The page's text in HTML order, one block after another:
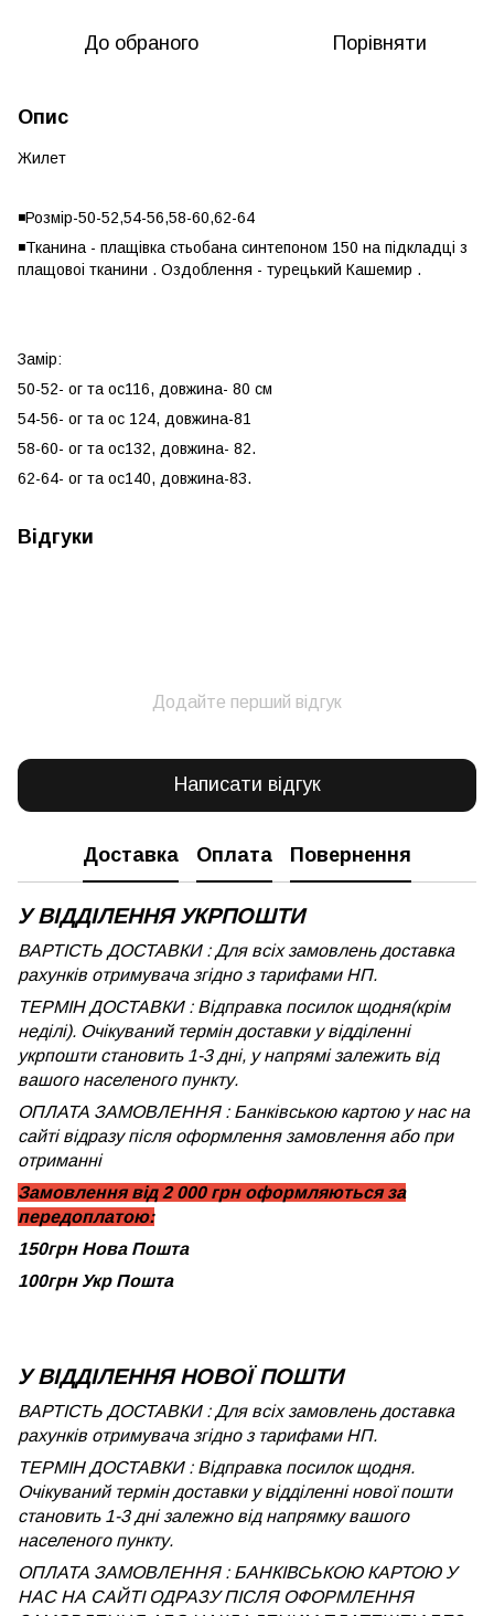
До обраного Порівняти
Опис
Жилет
◾️Розмір-50-52,54-56,58-60,62-64
◾️Тканина - плащівка стьобана синтепоном 150 на підкладці з
плащовоі тканини . Оздоблення - турецький Кашемир .
Замір:
50-52- ог та ос116, довжина- 80 см
54-56- ог та ос 124, довжина-81
58-60- ог та ос132, довжина- 82.
62-64- ог та ос140, довжина-83.
Відгуки
Додайте перший відгук
Написати відгук
Доставка Оплата Повернення
У ВІДДІЛЕННЯ УКРПОШТИ
ВАРТІСТЬ ДОСТАВКИ : Для всіх замовлень доставка
рахунків отримувача згідно з тарифами НП.
ТЕРМІН ДОСТАВКИ : Відправка посилок щодня(крім
неділі). Очікуваний термін доставки у відділенні
укрпошти становить 1-3 дні, у напрямі залежить від
вашого населеного пункту.
ОПЛАТА ЗАМОВЛЕННЯ : Банківською картою у нас на
сайті відразу після оформлення замовлення або при
отриманні
Замовлення від 2 000 грн оформляються за
передоплатою:
150грн Нова Пошта
100грн Укр Пошта
У ВІДДІЛЕННЯ НОВОЇ ПОШТИ
ВАРТІСТЬ ДОСТАВКИ : Для всіх замовлень доставка
рахунків отримувача згідно з тарифами НП.
ТЕРМІН ДОСТАВКИ : Відправка посилок щодня.
Очікуваний термін доставки у відділенні нової пошти
становить 1-3 дні залежно від напрямку вашого
населеного пункту.
ОПЛАТА ЗАМОВЛЕННЯ : БАНКІВСЬКОЮ КАРТОЮ У
НАС НА САЙТІ ОДРАЗУ ПІСЛЯ ОФОРМЛЕННЯ